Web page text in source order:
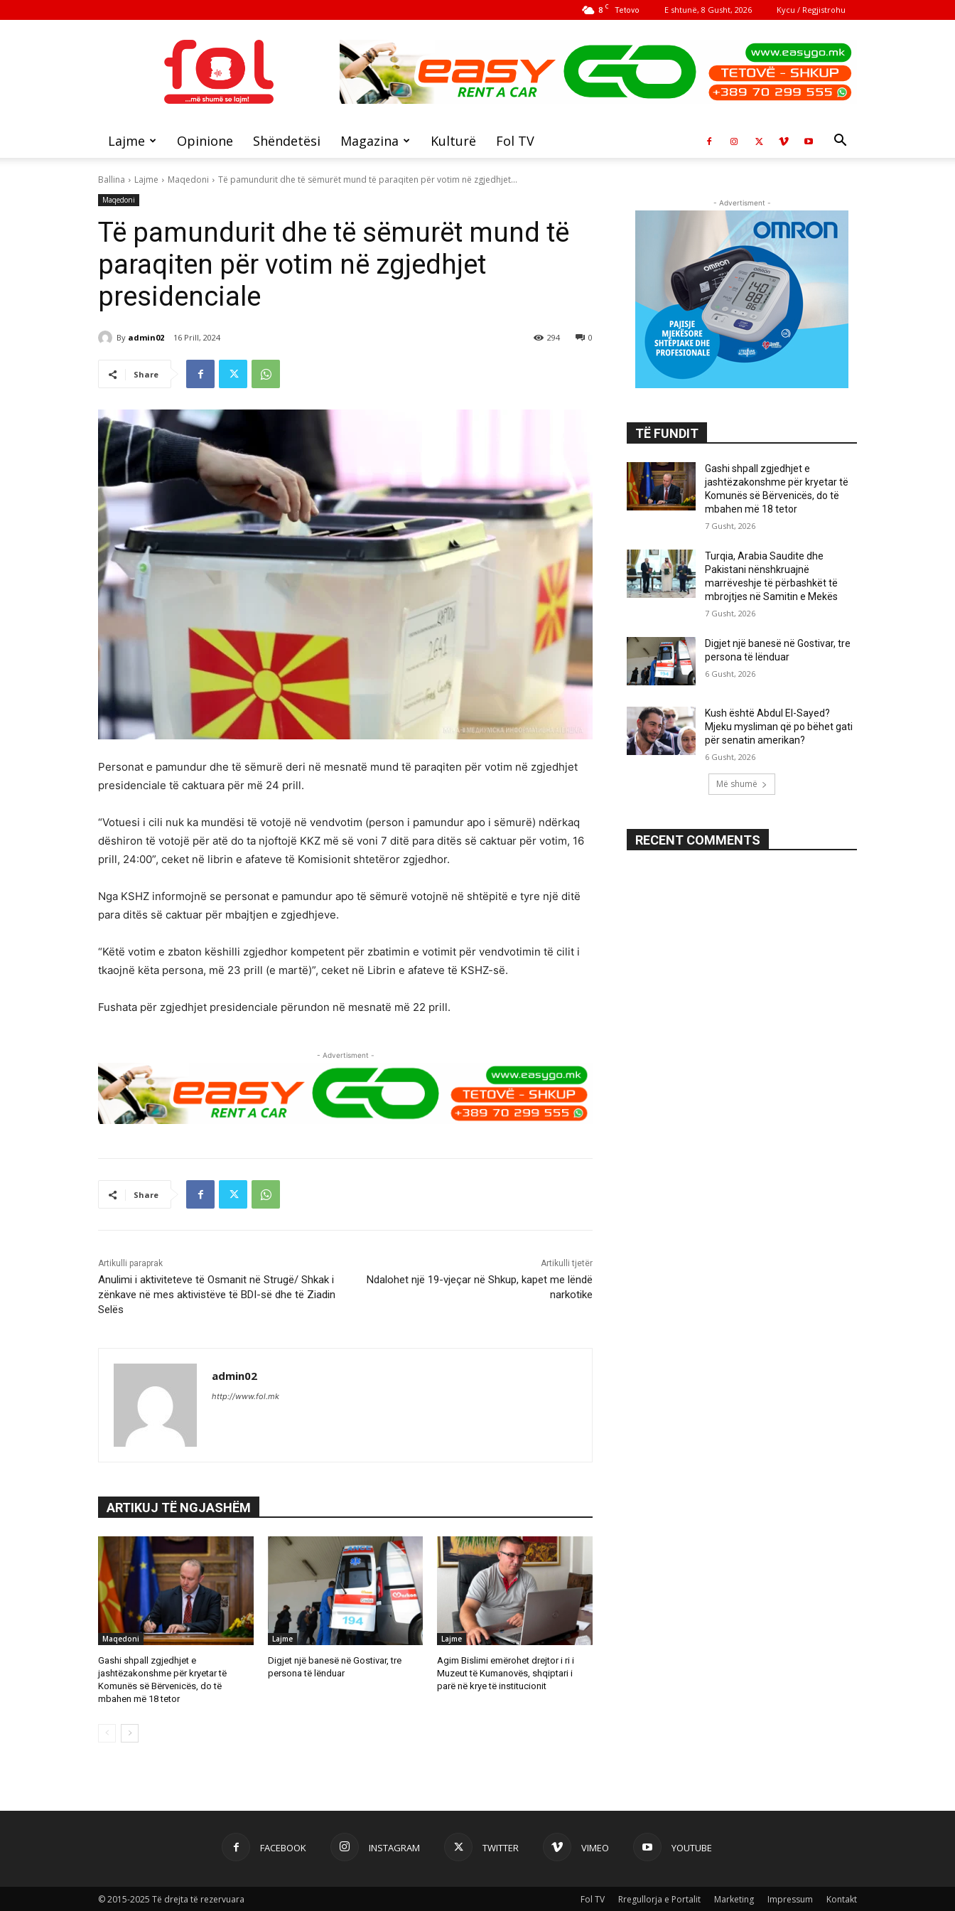
8 C Tetovo E shtunë, 8 Gusht, 2026 Kycu / Regjistrohu
FOL
Lajme Opinione Shëndetësi Magazina Kulturë Fol TV
Ballina Lajme Maqedoni Të pamundurit dhe të sëmurët mund të paraqiten për votim në zgjedhjet...
Maqedoni
Të pamundurit dhe të sëmurët mund të
paraqiten për votim në zgjedhjet
presidenciale
By admin02 16 Prill, 2024 0
294
Share
Personat e pamundur dhe të sëmurë deri në mesnatë mund të paraqiten për votim në zgjedhjet
presidenciale të caktuara për më 24 prill.
“Votuesi i cili nuk ka mundësi të votojë në vendvotim (person i pamundur apo i sëmurë) ndërkaq
dëshiron të votojë për atë do ta njoftojë KKZ më së voni 7 ditë para ditës së caktuar për votim, 16
prill, 24:00”, ceket në librin e afateve të Komisionit shtetëror zgjedhor.
Nga KSHZ informojnë se personat e pamundur apo të sëmurë votojnë në shtëpitë e tyre një ditë
para ditës së caktuar për mbajtjen e zgjedhjeve.
“Këtë votim e zbaton këshilli zgjedhor kompetent për zbatimin e votimit për vendvotimin të cilit i
tkaojnë këta persona, më 23 prill (e martë)”, ceket në Librin e afateve të KSHZ-së.
Fushata për zgjedhjet presidenciale përundon në mesnatë më 22 prill.
- Advertisment -
Share
Artikulli paraprak
Anulimi i aktiviteteve të Osmanit në Strugë/ Shkak i
zënkave në mes aktivistëve të BDI-së dhe të Ziadin
Selës
Artikulli tjetër
Ndalohet një 19-vjeçar në Shkup, kapet me lëndë
narkotike
admin02
http://www.fol.mk
ARTIKUJ TË NGJASHËM
Maqedoni
Gashi shpall zgjedhjet e
jashtëzakonshme për kryetar të
Komunës së Bërvenicës, do të
mbahen më 18 tetor
Lajme
Digjet një banesë në Gostivar, tre
persona të lënduar
Lajme
Agim Bislimi emërohet drejtor i ri i
Muzeut të Kumanovës, shqiptari i
parë në krye të institucionit
- Advertisment -
TË FUNDIT
Gashi shpall zgjedhjet e
jashtëzakonshme për kryetar të
Komunës së Bërvenicës, do të
mbahen më 18 tetor
7 Gusht, 2026
Turqia, Arabia Saudite dhe
Pakistani nënshkruajnë
marrëveshje të përbashkët të
mbrojtjes në Samitin e Mekës
7 Gusht, 2026
Digjet një banesë në Gostivar, tre
persona të lënduar
6 Gusht, 2026
Kush është Abdul El-Sayed?
Mjeku mysliman që po bëhet gati
për senatin amerikan?
6 Gusht, 2026
Më shumë
RECENT COMMENTS
FACEBOOK INSTAGRAM TWITTER VIMEO YOUTUBE
Fol TV Rregullorja e Portalit Marketing Impressum Kontakt
© 2015-2025 Të drejta të rezervuara